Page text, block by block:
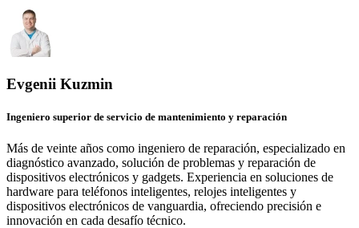
Evgenii Kuzmin
Ingeniero superior de servicio de mantenimiento y reparación
Más de veinte años como ingeniero de reparación, especializado en
diagnóstico avanzado, solución de problemas y reparación de
dispositivos electrónicos y gadgets. Experiencia en soluciones de
hardware para teléfonos inteligentes, relojes inteligentes y
dispositivos electrónicos de vanguardia, ofreciendo precisión e
innovación en cada desafío técnico.